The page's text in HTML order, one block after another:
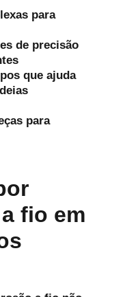
para
de precisão
que ajuda
para
fio em